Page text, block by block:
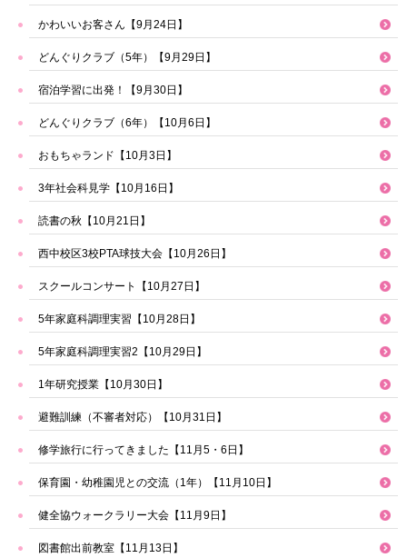
かわいいお客さん【9月24日】
どんぐりクラブ（5年）【9月29日】
宿泊学習に出発！【9月30日】
どんぐりクラブ（6年）【10月6日】
おもちゃランド【10月3日】
3年社会科見学【10月16日】
読書の秋【10月21日】
西中校区3校PTA球技大会【10月26日】
スクールコンサート【10月27日】
5年家庭科調理実習【10月28日】
5年家庭科調理実習2【10月29日】
1年研究授業【10月30日】
避難訓練（不審者対応）【10月31日】
修学旅行に行ってきました【11月5・6日】
保育園・幼稚園児との交流（1年）【11月10日】
健全協ウォークラリー大会【11月9日】
図書館出前教室【11月13日】